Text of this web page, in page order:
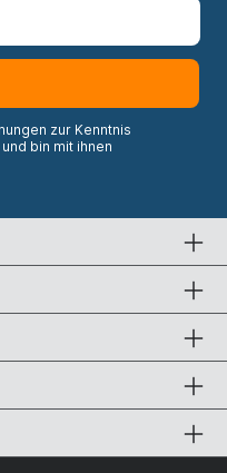
zur Kenntnis
bin mit ihnen